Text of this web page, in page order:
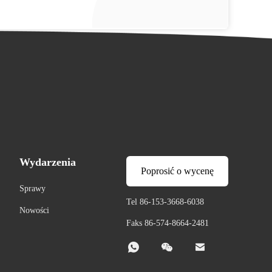
Wydarzenia
Sprawy
Nowości
Poprosić o wycenę
Tel 86-153-3668-6038
Faks 86-574-8664-2481
  